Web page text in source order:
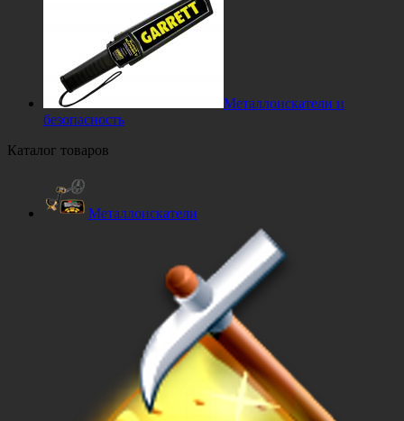
Металлоискатели и
безопасность
Каталог товаров
Металлоискатели